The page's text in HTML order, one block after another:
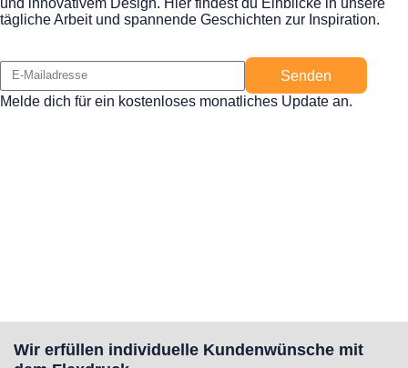
und innovativem Design. Hier findest du Einblicke in unsere
tägliche Arbeit und spannende Geschichten zur Inspiration.
Senden
Melde dich für ein kostenloses monatliches Update an.
Wir erfüllen individuelle Kundenwünsche mit